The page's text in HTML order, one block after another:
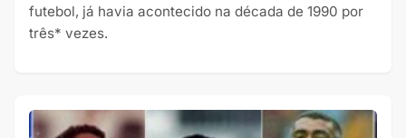
futebol, já havia acontecido na década de 1990 por
três* vezes.